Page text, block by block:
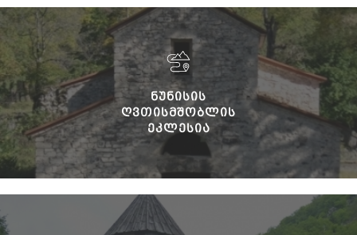
ᲜᲣᲜᲘᲡᲘᲡ
ᲦᲕᲗᲘᲡᲛᲨᲝᲑᲚᲘᲡ
ᲔᲙᲚᲔᲡᲘᲐ